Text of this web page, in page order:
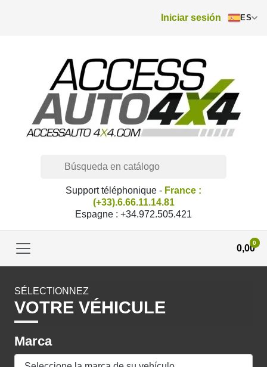
Iniciar sesión ES
Support téléphonique - France :
(+33).6.66.11.14.81
Espagne : +34.972.505.421
0,00
0
SÉLECTIONNEZ
VOTRE VÉHICULE
Marca